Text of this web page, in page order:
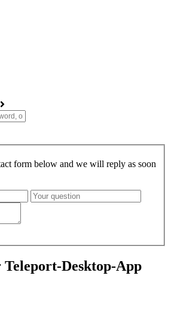
form below and we will reply as soon
Teleport-Desktop-App